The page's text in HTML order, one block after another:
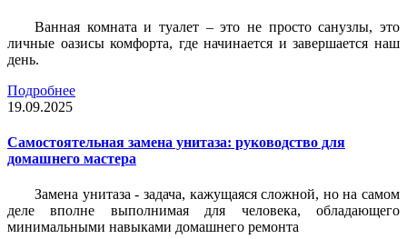
Ванная комната и туалет – это не просто санузлы, это
личные оазисы комфорта, где начинается и завершается наш
день.
Подробнее
19.09.2025
Самостоятельная замена унитаза: руководство для
домашнего мастера
Замена унитаза - задача, кажущаяся сложной, но на самом
деле вполне выполнимая для человека, обладающего
минимальными навыками домашнего ремонта